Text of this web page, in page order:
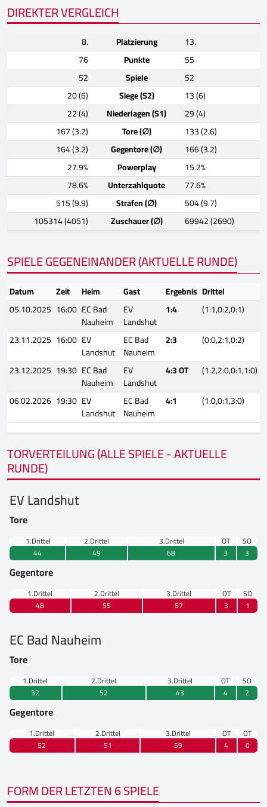
DIREKTER VERGLEICH
8. Platzierung
13.
76
Punkte
55
52
Spiele
52
20 (6)
Siege (S2)
13 (6)
22 (4)
Niederlagen (S1)
29 (4)
167 (3.2)
Tore (∅)
133 (2.6)
164 (3.2)
Gegentore (∅)
166 (3.2)
27.9%
Powerplay
15.2%
78.6%
Unterzahlquote
77.6%
515 (9.9)
Strafen (∅)
504 (9.7)
105314 (4051)
Zuschauer (∅) 69942 (2690)
SPIELE GEGENEINANDER (AKTUELLE RUNDE)
Datum Zeit Heim Gast Ergebnis Drittel
05.10.2025 16:00 EC Bad
Nauheim
EV
Landshut
1:4
(1:1,0:2,0:1)
23.11.2025 16:00 EV
Landshut
EC Bad
Nauheim
2:3
(0:0,2:1,0:2)
23.12.2025 19:30 EC Bad
Nauheim
EV
Landshut
4:3 OT
(1:2,2:0,0:1,1:0)
06.02.2026 19:30 EV
Landshut
EC Bad
Nauheim
4:1 (1:0,0:1,3:0)
TORVERTEILUNG (ALLE SPIELE - AKTUELLE
RUNDE)
EV Landshut
Tore
1.Drittel 2.Drittel 3.Drittel OT
SO
44
49 68 3 3
Gegentore
1.Drittel 2.Drittel 3.Drittel OT
SO
48
55 57 3 1
EC Bad Nauheim
Tore
1.Drittel 2.Drittel 3.Drittel OT
SO
32
52 43 4 2
Gegentore
1.Drittel 2.Drittel 3.Drittel OT
OT
52
51 59 4 0
FORM DER LETZTEN 6 SPIELE